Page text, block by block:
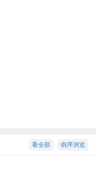
倒序浏览
看全部